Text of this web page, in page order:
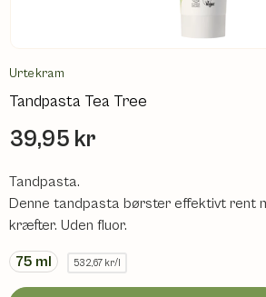
Urtekram
Tandpasta Tea Tree
39,95 kr
Tandpasta.
Denne tandpasta børster effektivt rent
kræfter. Uden fluor.
75 ml 532,67 kr/l